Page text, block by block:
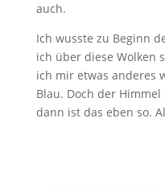
auch.
Ich wusste zu Beginn
ich über diese Wolken
ich mir etwas anderes
Blau. Doch der
dann ist das eben so.